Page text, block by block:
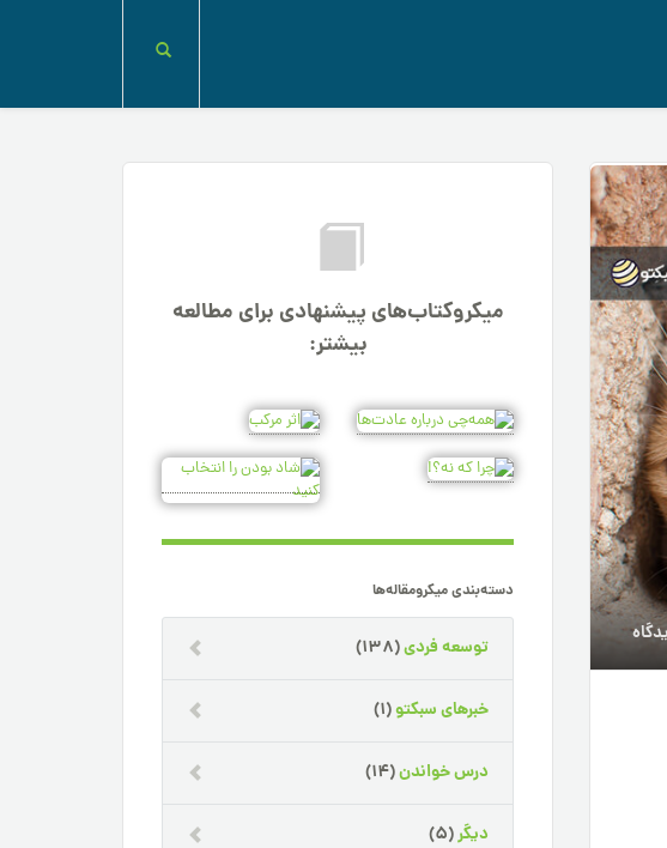
میکروکتاب‌های پیشنهادی برای مطالعه
بیشتر:
دسته‌بندی میکرومقاله‌ها
توسعه فردی(138)
خبرهای سبکتو(1)
درس خواندن(14)
دیگر(5)